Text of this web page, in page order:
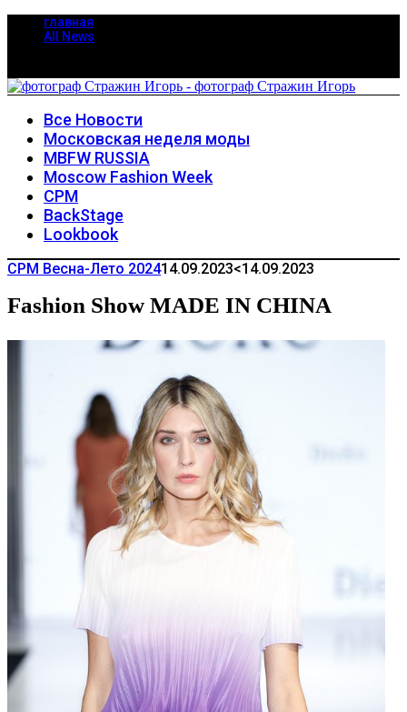
главная
All News
Все Новости
Московская неделя моды
MBFW RUSSIA
Moscow Fashion Week
CPM
BackStage
Lookbook
CPM Весна-Лето 202414.09.2023<14.09.2023
Fashion Show MADE IN CHINA